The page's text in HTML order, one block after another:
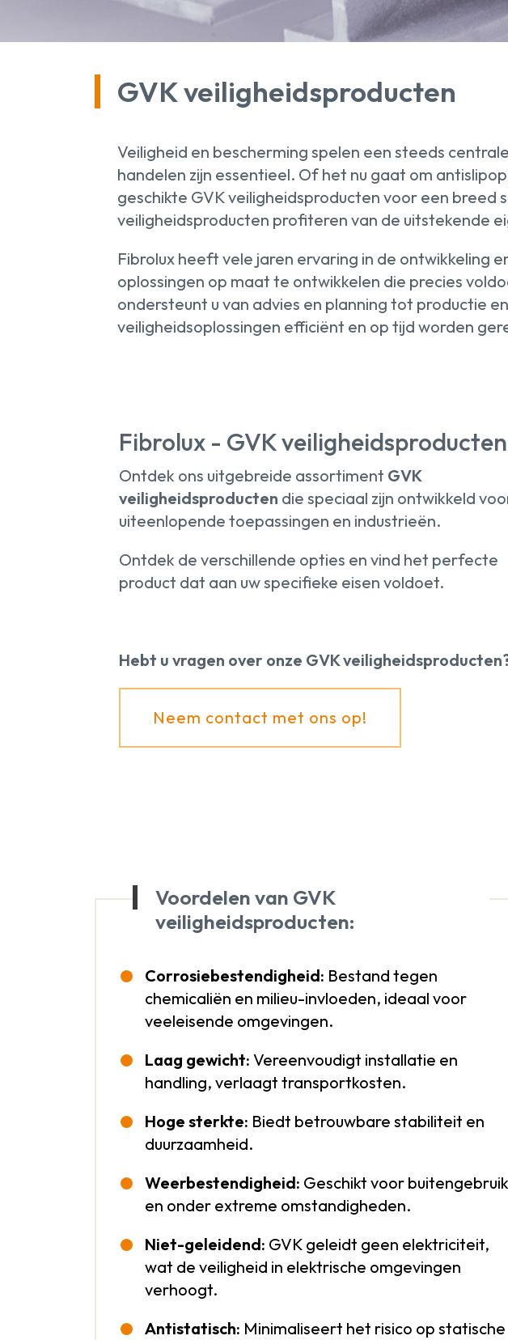
GVK veiligheidsproducten
Veiligheid en bescherming spelen een steeds
handelen zijn essentieel. Of het nu gaat om
geschikte GVK veiligheidsproducten voor een breed
veiligheidsproducten profiteren van de uitstekende
Fibrolux heeft vele jaren ervaring in de ontwikkeling
oplossingen op maat te ontwikkelen die precies
ondersteunt u van advies en planning tot productie
veiligheidsoplossingen efficiënt en op tijd worden
Fibrolux - GVK veiligheidsproducten
Ontdek ons uitgebreide assortiment GVK
veiligheidsproducten die speciaal zijn ontwikkeld
uiteenlopende toepassingen en industrieën.
Ontdek de verschillende opties en vind het perfecte
product dat aan uw specifieke eisen voldoet.
Hebt u vragen over onze GVK
Neem contact met ons op!
Voordelen van GVK
veiligheidsproducten:
Corrosiebestendigheid: Bestand tegen
chemicaliën en milieu-invloeden, ideaal voor
veeleisende omgevingen.
Laag gewicht: Vereenvoudigt installatie en
handling, verlaagt transportkosten.
Hoge sterkte: Biedt betrouwbare stabiliteit en
duurzaamheid.
Weerbestendigheid: Geschikt voor buitengebruik
en onder extreme omstandigheden.
Niet-geleidend: GVK geleidt geen elektriciteit,
wat de veiligheid in elektrische omgevingen
verhoogt.
Antistatisch: Minimaliseert het risico op statische